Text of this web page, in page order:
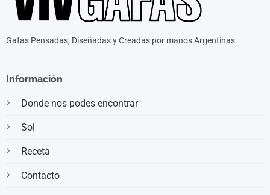
Gafas Pensadas, Diseñadas y Creadas por manos Argentinas.
Información
Donde nos podes encontrar
Sol
Receta
Contacto